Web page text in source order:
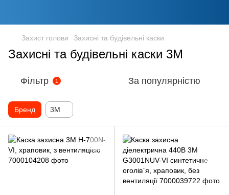
Захист голови Захисні та будівельні каски
Захисні та будівельні каски 3M
Фільтр 1 За популярністю
Бренд 3M